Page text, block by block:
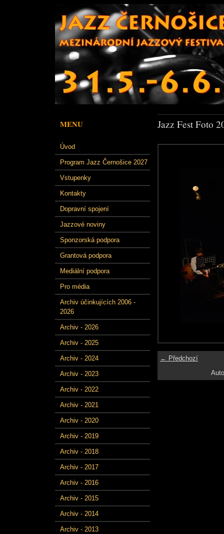
MENU
Úvod
Program Jazz Černošice 2027
Vstupenky
Kontakty
Dopravní spojení
Jazzové noviny
Sponzorská podpora
Grantová podpora
Mediální podpora
Pro média
Archiv účinkujících 2006 -
2026
Archiv - 2026
Archiv - 2025
Archiv - 2024
Archiv - 2023
Archiv - 2022
Archiv - 2021
Archiv - 2020
Archiv - 2019
Archiv - 2018
Archiv - 2017
Archiv - 2016
Archiv - 2015
Archiv - 2014
Archiv - 2013
Jazz Fest Foto
← Předchozí